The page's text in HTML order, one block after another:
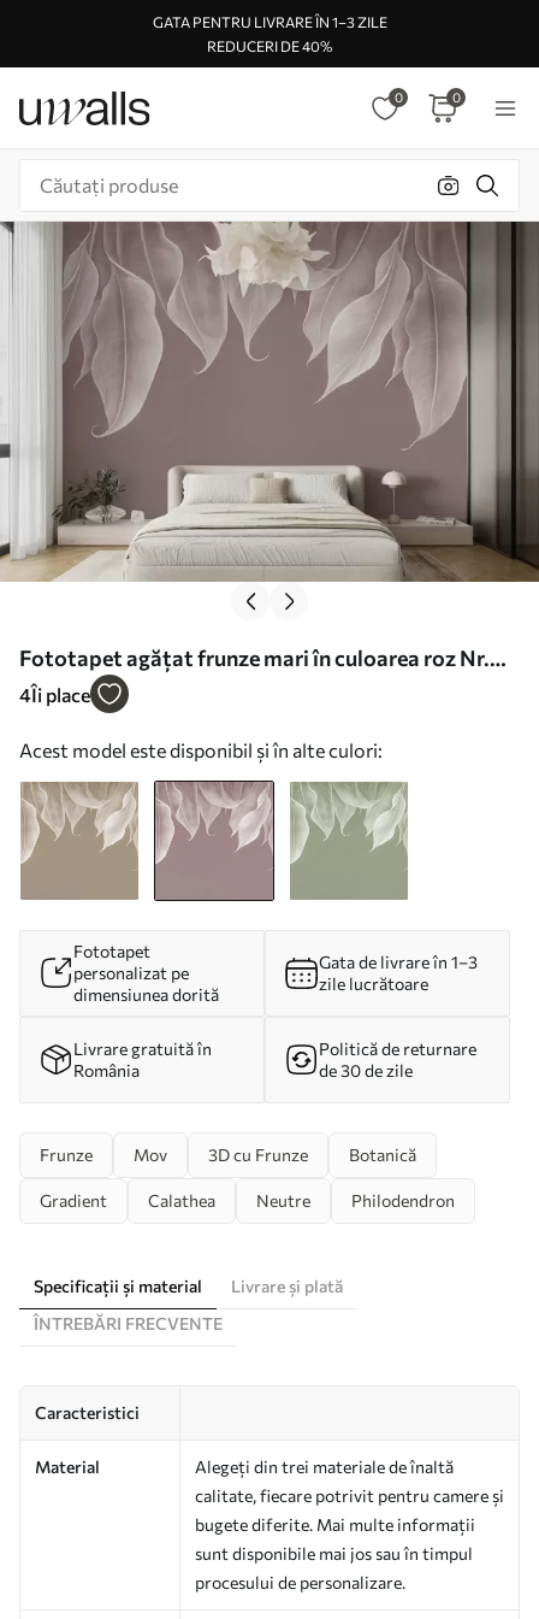
GATA PENTRU LIVRARE ÎN 1–3 ZILE
REDUCERI DE 40%
0 0
Fototapet agățat frunze mari în culoarea roz Nr.
w01680v2
4Îi place
Acest model este disponibil și în alte culori:
Fototapet
personalizat pe
dimensiunea dorită
Gata de livrare în 1–3
zile lucrătoare
Livrare gratuită în
România
Politică de returnare
de 30 de zile
Frunze Mov 3D cu Frunze Botanică
Gradient Calathea Neutre Philodendron
Specificații și material
Livrare și plată
ÎNTREBĂRI FRECVENTE
Caracteristici
Material
Alegeți din trei materiale de înaltă
calitate, fiecare potrivit pentru camere și
bugete diferite. Mai multe informații
sunt disponibile mai jos sau în timpul
procesului de personalizare.